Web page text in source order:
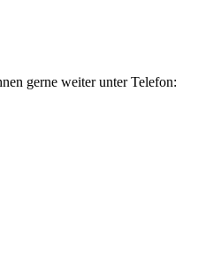
gerne weiter unter Telefon: